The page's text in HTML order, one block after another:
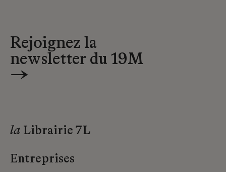
Rejoignez la
newsletter du 19M
→
la Librairie 7L
Entreprises